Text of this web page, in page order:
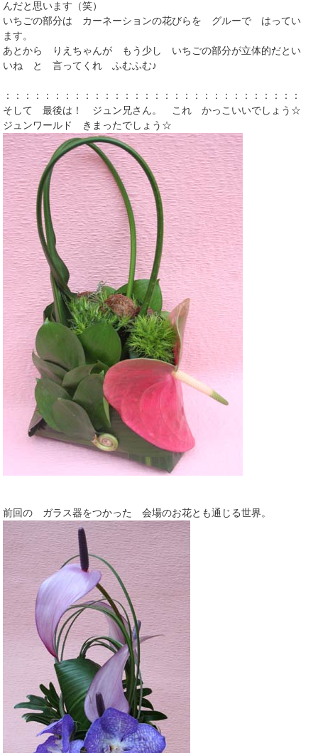
んだと思います（笑）
いちごの部分は カーネーションの花びらを グルーで はってい
ます。
あとから りえちゃんが もう少し いちごの部分が立体的だとい
いね と 言ってくれ ふむふむ♪
：：：：：：：：：：：：：：：：：：：：：：：：：：：：：：
そして 最後は！ ジュン兄さん。 これ かっこいいでしょう☆
ジュンワールド きまったでしょう☆
前回の ガラス器をつかった 会場のお花とも通じる世界。